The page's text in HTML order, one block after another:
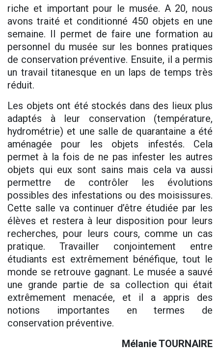
riche et important pour le musée. A 20, nous
avons traité et conditionné 450 objets en une
semaine. Il permet de faire une formation au
personnel du musée sur les bonnes pratiques
de conservation préventive. Ensuite, il a permis
un travail titanesque en un laps de temps très
réduit.
Les objets ont été stockés dans des lieux plus
adaptés à leur conservation (température,
hydrométrie) et une salle de quarantaine a été
aménagée pour les objets infestés. Cela
permet à la fois de ne pas infester les autres
objets qui eux sont sains mais cela va aussi
permettre de contrôler les évolutions
possibles des infestations ou des moisissures.
Cette salle va continuer d’être étudiée par les
élèves et restera à leur disposition pour leurs
recherches, pour leurs cours, comme un cas
pratique. Travailler conjointement entre
étudiants est extrêmement bénéfique, tout le
monde se retrouve gagnant. Le musée a sauvé
une grande partie de sa collection qui était
extrêmement menacée, et il a appris des
notions importantes en termes de
conservation préventive.
Mélanie TOURNAIRE